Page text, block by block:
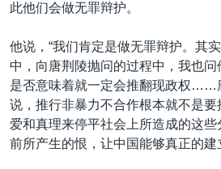
此他们会做无罪辩护。
他说，“我们肯定是做无罪辩护。其
中，向唐荆陵抛问的过程中，我也
是否意味着就一定会推翻现政权……
说，推行非暴力不合作根本就不是要
爱和真理来停平社会上所造成的这
前所产生的恨，让中国能够真正的建